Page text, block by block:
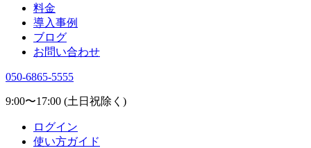
料金
導入事例
ブログ
お問い合わせ
050-6865-5555
9:00〜17:00 (土日祝除く)
ログイン
使い方ガイド